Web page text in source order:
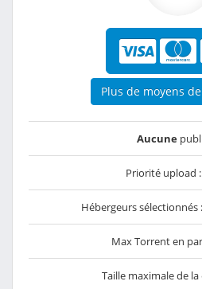
Plus de moyens
Aucune
Priorité upload :
Hébergeurs sélectionnés :
Max Torrent en
Taille maximale de la